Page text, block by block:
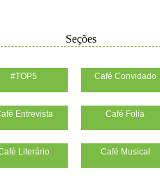
Seções
#TOP5 Café Convidado
Entrevista Café Folia
Literário Café Musical